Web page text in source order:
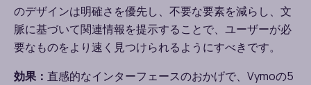
のデザインは明確さを優先し、不要な要素を減らし、文
脈に基づいて関連情報を提示することで、ユーザーが必
要なものをより速く見つけられるようにすべきです。
効果： 直感的なインターフェースのおかげで、 Vymoの5